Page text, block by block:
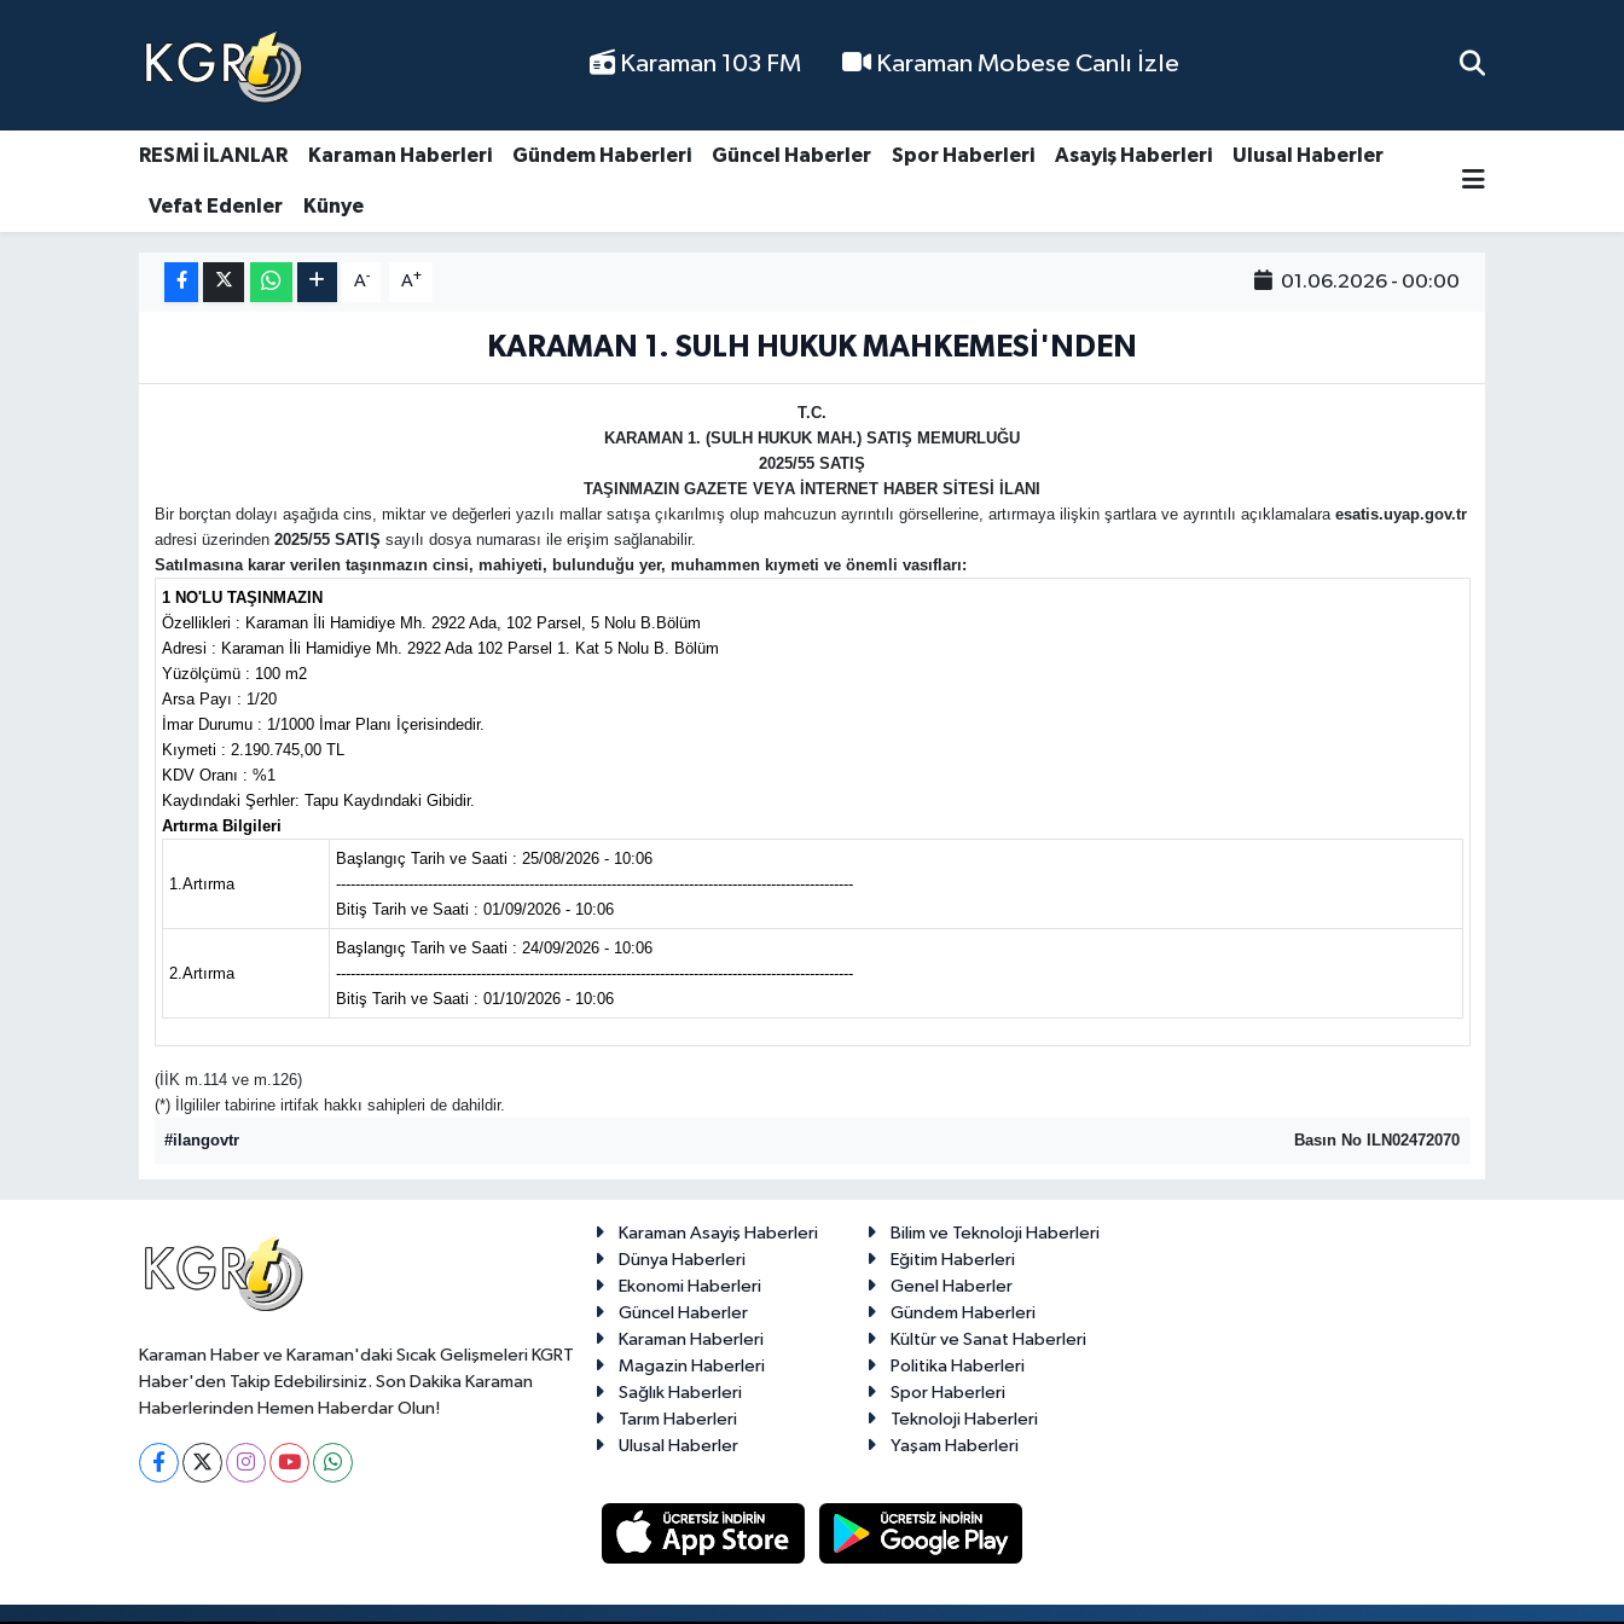
Karaman 103 FM Karaman Mobese Canlı İzle
RESMİ İLANLAR Karaman Haberleri Gündem Haberleri Güncel Haberler Spor Haberleri Asayiş Haberleri Ulusal Haberler
Vefat Edenler Künye
A- A+ 01.06.2026 - 00:00
KARAMAN 1. SULH HUKUK MAHKEMESİ'NDEN
T.C.
KARAMAN 1. (SULH HUKUK MAH.) SATIŞ MEMURLUĞU
2025/55 SATIŞ
TAŞINMAZIN GAZETE VEYA İNTERNET HABER SİTESİ İLANI
Bir borçtan dolayı aşağıda cins, miktar ve değerleri yazılı mallar satışa çıkarılmış olup mahcuzun ayrıntılı görsellerine, artırmaya ilişkin şartlara ve ayrıntılı açıklamalara esatis.uyap.gov.tr
adresi üzerinden 2025/55 SATIŞ sayılı dosya numarası ile erişim sağlanabilir.
Satılmasına karar verilen taşınmazın cinsi, mahiyeti, bulunduğu yer, muhammen kıymeti ve önemli vasıfları:
1 NO'LU TAŞINMAZIN
Özellikleri : Karaman İli Hamidiye Mh. 2922 Ada, 102 Parsel, 5 Nolu B.Bölüm
Adresi : Karaman İli Hamidiye Mh. 2922 Ada 102 Parsel 1. Kat 5 Nolu B. Bölüm
Yüzölçümü : 100 m2
Arsa Payı : 1/20
İmar Durumu : 1/1000 İmar Planı İçerisindedir.
Kıymeti : 2.190.745,00 TL
KDV Oranı : %1
Kaydındaki Şerhler: Tapu Kaydındaki Gibidir.
Artırma Bilgileri
1.Artırma
Başlangıç Tarih ve Saati : 25/08/2026 - 10:06
-----------------------------------------------------------------------------------------------------------
Bitiş Tarih ve Saati : 01/09/2026 - 10:06
2.Artırma
Başlangıç Tarih ve Saati : 24/09/2026 - 10:06
-----------------------------------------------------------------------------------------------------------
Bitiş Tarih ve Saati : 01/10/2026 - 10:06
(İİK m.114 ve m.126)
(*) İlgililer tabirine irtifak hakkı sahipleri de dahildir.
#ilangovtr
Basın No ILN02472070
Karaman Haber ve Karaman'daki Sıcak Gelişmeleri KGRT
Haber'den Takip Edebilirsiniz. Son Dakika Karaman
Haberlerinden Hemen Haberdar Olun!
Karaman Asayiş Haberleri
Bilim ve Teknoloji Haberleri
Dünya Haberleri
Eğitim Haberleri
Ekonomi Haberleri
Genel Haberler
Güncel Haberler
Gündem Haberleri
Karaman Haberleri
Kültür ve Sanat Haberleri
Magazin Haberleri
Politika Haberleri
Sağlık Haberleri
Spor Haberleri
Tarım Haberleri
Teknoloji Haberleri
Ulusal Haberler
Yaşam Haberleri
Karaman Haberleri
Gündem Haberleri
Güncel Haberler
Spor Haberleri